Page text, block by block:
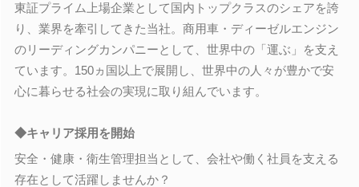
東証プライム上場企業として国内トップクラスのシェアを誇
り、業界を牽引してきた当社。商用車・ディーゼルエンジン
のリーディングカンパニーとして、世界中の「運ぶ」を支え
ています。150ヵ国以上で展開し、世界中の人々が豊かで安
心に暮らせる社会の実現に取り組んでいます。
◆キャリア採用を開始
安全・健康・衛生管理担当として、会社や働く社員を支える
存在として活躍しませんか？